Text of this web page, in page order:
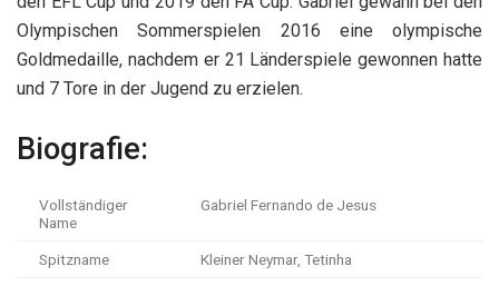
Olympischen Sommerspielen 2016 eine olympische
Goldmedaille, nachdem er 21 Länderspiele gewonnen hatte
und 7 Tore in der Jugend zu erzielen.
Biografie:
Vollständiger
Name
Gabriel Fernando de Jesus
Spitzname Kleiner Neymar, Tetinha